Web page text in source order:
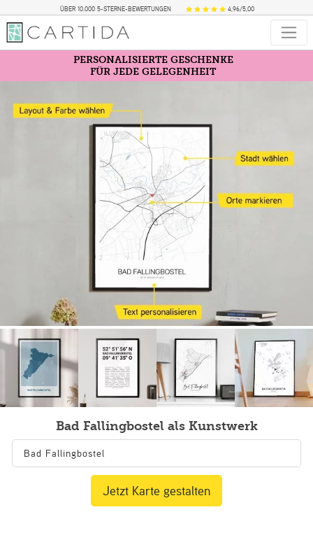
ÜBER 10.000 5-STERNE-BEWERTUNGEN 4,96/5,00
PERSONALISIERTE GESCHENKE
FÜR JEDE GELEGENHEIT
Bad Fallingbostel als Kunstwerk
Jetzt Karte gestalten